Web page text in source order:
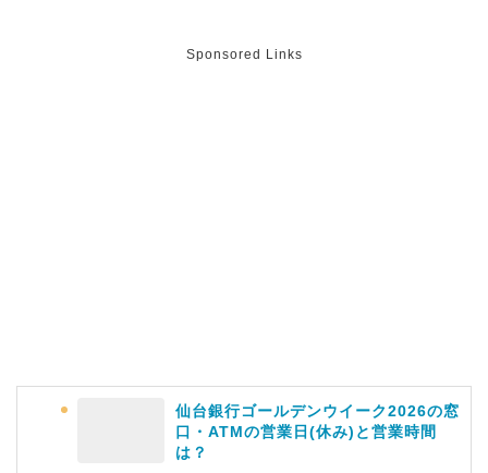
台・出店は?混雑情報も!
Sponsored Links
仙台銀行ゴールデンウイーク2026の窓
口・ATMの営業日(休み)と営業時間
は？